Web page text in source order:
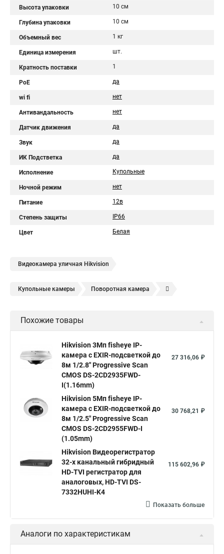
Высота упаковки 10 см
Глубина упаковки 10 см
Объемный вес 1 кг
Единица измерения шт.
Кратность поставки 1
PoE да
wi fi нет
Антивандальность нет
Датчик движения да
Звук да
ИК Подстветка да
Исполнение Купольные
Ночной режим нет
Питание 12в
Степень защиты IP66
Цвет Белая
Видеокамера уличная Hikvision
Купольные камеры Поворотная камера
Камера видеонаблюдения hikvision
Hikvision купить Hikvision уличная ip камера
Hikvision poe
Hikvision 2 8 mm Hikvision camera Hikvision 2cd1148 i b
Видеонаблюдение Ip видеокамеры
Hikvision 2cd2142fwd
Hikvision ds 2cd1148 hikvision ds 2cd1148 i b
hikvision ds 2cd2042wd i Видеокамера hikvision
Видеокамеры hikvision ds
Камера Hikvision ds 2ce16d8t
Видеокамера hikvision hiwatch
Камера Hikvision ds 2cd2442fwd
Похожие товары
Hikvision 3Мп fisheye IP-
камера c EXIR-подсветкой до
8м 1/2.8" Progressive Scan
CMOS DS-2CD2935FWD-
I(1.16mm)
27 316,06 ₽
Hikvision 5Мп fisheye IP-
камера c EXIR-подсветкой до
8м 1/2.5" Progressive Scan
CMOS DS-2CD2955FWD-I
(1.05mm)
30 768,21 ₽
Hikvision Видеорегистратор
32-х канальный гибридный
HD-TVI регистратор для
аналоговых, HD-TVI DS-
7332HUHI-K4
115 602,96 ₽
Показать больше
Аналоги по характеристикам